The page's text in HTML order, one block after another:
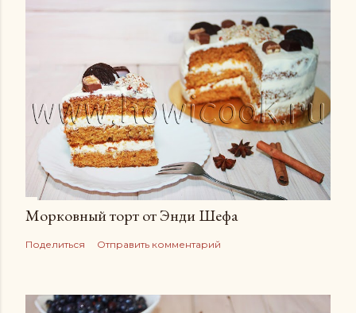
Морковный торт от Энди Шефа
Поделиться Отправить комментарий